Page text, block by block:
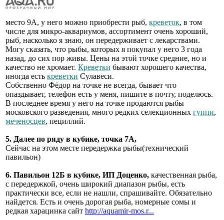
место 9А, у него можно приобрести рыб, креветок, в том
числе для микро-аквариумов, ассортимент очень хороший,
рыб, насколько я знаю, он передерживает с лекарствами.
Могу сказать, что рыбы, которых я покупал у него 3 года
назад, до сих пор живы. Цены на этой точке средние, но и
качество не хромает. Креветки бывают хорошего качества,
иногда есть креветки Сулавеси.
Собственно Фёдор на точке не всегда, бывает что
опаздывает, телефон есть у меня, пишите в почту, поделюсь.
В последнее время у него на точке продаются рыбы
московского разведения, много редких селекционных гуппи,
меченосцев, пециллий.
5. Далее по ряду в кубике, точка 7А,
Сейчас на этом месте передержка рыбы(технический
павильон)
6. Павильон 12Б в кубике, ИП Доценко, качественная рыба,
с передержкой, очень широкий диапазон рыбы, есть
практически все, если не нашли, спрашивайте. Обязательно
найдется. Есть и очень дорогая рыба, номерные сомы и
редкая харацинка сайт http://aquamir-mos.r...